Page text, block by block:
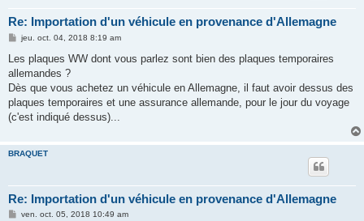
Re: Importation d'un véhicule en provenance d'Allemagne
M
s
a
g
jeu. oct. 04, 2018 8:19 am
Les plaques WW dont vous parlez sont bien des plaques temporaires
allemandes ?
Dès que vous achetez un véhicule en Allemagne, il faut avoir dessus des
plaques temporaires et une assurance allemande, pour le jour du voyage
(c'est indiqué dessus)...
BRAQUET
Re: Importation d'un véhicule en provenance d'Allemagne
Mven. oct. 05, 2018 10:49 am